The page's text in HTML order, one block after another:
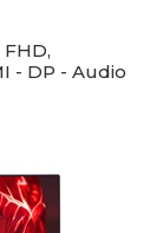
FHD,
- DP - Audio